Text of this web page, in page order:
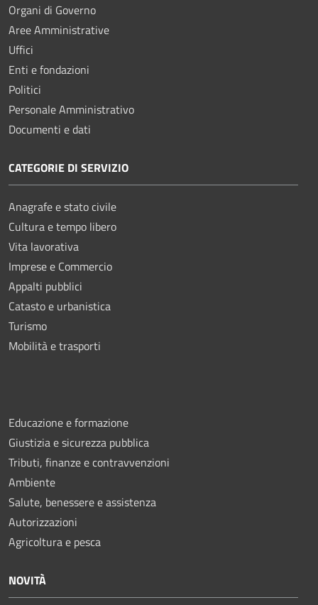
Organi di Governo
Aree Amministrative
Uffici
Enti e fondazioni
Politici
Personale Amministrativo
Documenti e dati
CATEGORIE DI SERVIZIO
Anagrafe e stato civile
Cultura e tempo libero
Vita lavorativa
Imprese e Commercio
Appalti pubblici
Catasto e urbanistica
Turismo
Mobilità e trasporti
Educazione e formazione
Giustizia e sicurezza pubblica
Tributi, finanze e contravvenzioni
Ambiente
Salute, benessere e assistenza
Autorizzazioni
Agricoltura e pesca
NOVITÀ